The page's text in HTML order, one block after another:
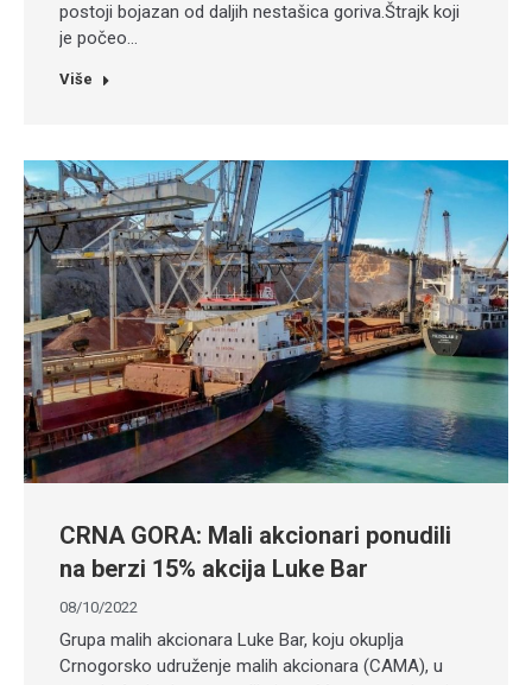
postoji bojazan od daljih nestašica goriva.Štrajk koji
je počeo…
Više
CRNA GORA: Mali akcionari ponudili
na berzi 15% akcija Luke Bar
08/10/2022
Grupa malih akcionara Luke Bar, koju okuplja
Crnogorsko udruženje malih akcionara (CAMA), u